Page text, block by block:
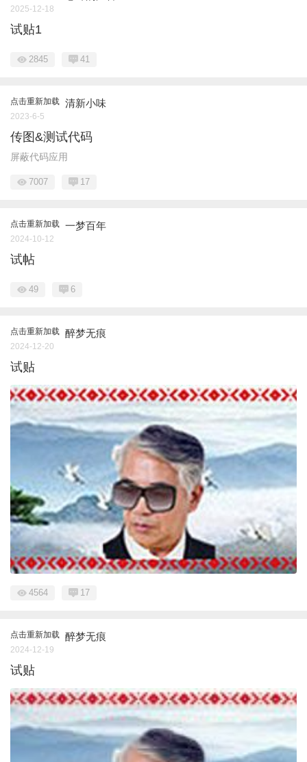
2025-12-18
试贴1
2845 41
点击重新加载 清新小味
2023-6-5
传图&测试代码
屏蔽代码应用
7007 17
点击重新加载 一梦百年
2024-10-12
试帖
49 6
点击重新加载 醉梦无痕
2024-12-20
试贴
4564 17
点击重新加载 醉梦无痕
2024-12-19
试贴